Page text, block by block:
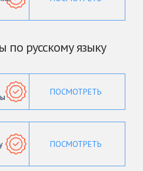
русскому языку
ПОСМОТРЕТЬ
ПОСМОТРЕТЬ